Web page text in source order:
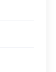
名。它